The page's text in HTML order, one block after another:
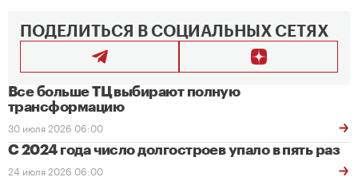
ПОДЕЛИТЬСЯ В СОЦИАЛЬНЫХ СЕТЯХ
Все больше ТЦ выбирают полную
трансформацию
30 июля 2026 06:00
С 2024 года число долгостроев упало в пять раз
24 июля 2026 06:00